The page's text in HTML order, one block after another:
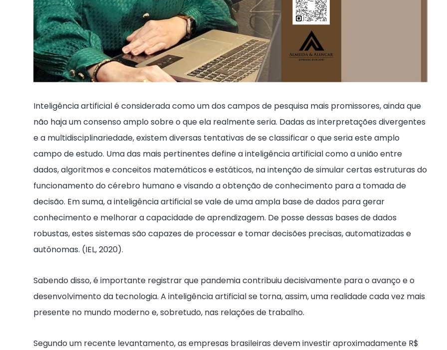
Inteligência artificial é considerada como um dos campos de pesquisa mais promissores, ainda que
não haja um consenso amplo sobre o que ela realmente seria. Dadas as interpretações divergentes
e a multidisciplinariedade, existem diversas tentativas de se classificar o que seria este amplo
campo de estudo. Uma das mais pertinentes define a inteligência artificial como a união entre
dados, algoritmos e conceitos matemáticos e estáticos, na intenção de simular certas estruturas do
funcionamento do cérebro humano e visando a obtenção de conhecimento para a tomada de
decisão. Em suma, a inteligência artificial se vale de uma ampla base de dados para gerar
conhecimento e melhorar a capacidade de aprendizagem. De posse dessas bases de dados
robustas, estes sistemas são capazes de processar e tomar decisões precisas, automatizadas e
autônomas. (IEL, 2020).
Sabendo disso, é importante registrar que pandemia contribuiu decisivamente para o avanço e o
desenvolvimento da tecnologia. A inteligência artificial se torna, assim, uma realidade cada vez mais
presente no mundo moderno e, sobretudo, nas relações de trabalho.
Segundo um recente levantamento, as empresas brasileiras devem investir aproximadamente R$